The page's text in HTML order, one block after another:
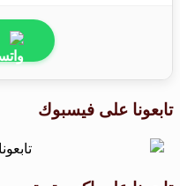
تابعونا على فيسبوك